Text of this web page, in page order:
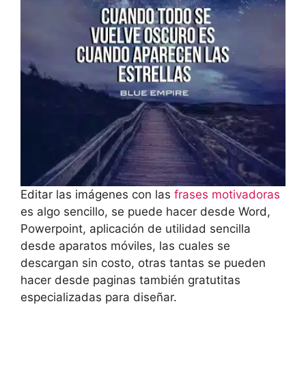
Editar las imágenes con las frases motivadoras
es algo sencillo, se puede hacer desde Word,
Powerpoint, aplicación de utilidad sencilla
desde aparatos móviles, las cuales se
descargan sin costo, otras tantas se pueden
hacer desde paginas también gratutitas
especializadas para diseñar.